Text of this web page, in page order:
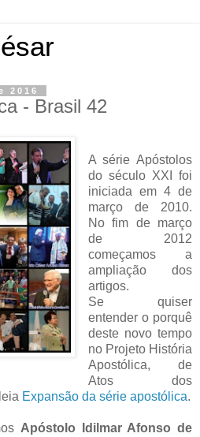
2016
- Brasil 42
A série Apóstolos
do século XXI foi
iniciada em 4 de
março de 2010.
No fim de março
de 2012
começamos a
ampliação dos
artigos.
Se quiser
entender o porquê
deste novo tempo
no Projeto História
Apostólica, de
Atos dos
Expansão da série apostólica.
Apóstolo Idilmar Afonso de